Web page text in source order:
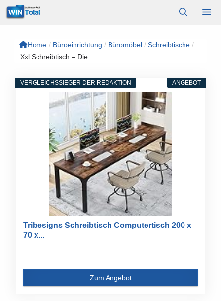
Zum
Inhalt
Home / Büroeinrichtung / Büromöbel / Schreibtische /
Xxl Schreibtisch – Die...
ANGEBOT
VERGLEICHSSIEGER DER REDAKTION
Tribesigns Schreibtisch Computertisch 200 x
70 x...
Zum Angebot